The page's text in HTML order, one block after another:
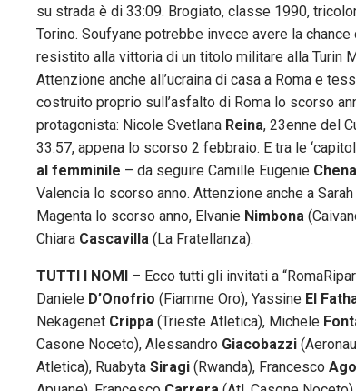
su strada è di 33:09. Brogiato, classe 1990,
Torino. Soufyane potrebbe invece avere la
resistito alla vittoria di un titolo militare alla Turin
Attenzione anche all’ucraina di casa a Roma e
costruito proprio sull’asfalto di Roma lo scorso
protagonista: Nicole Svetlana Reina, 23enne del
33:57, appena lo scorso 2 febbraio. E tra le
al femminile – da seguire Camille Eugenie
Valencia lo scorso anno. Attenzione anche a Sarah
Magenta lo scorso anno, Elvanie Nimbona
Chiara Cascavilla (La Fratellanza).
TUTTI I NOMI – Ecco tutti gli invitati a
Daniele D’Onofrio (Fiamme Oro), Yassine El
Nekagenet Crippa (Trieste Atletica), Michele
Casone Noceto), Alessandro Giacobazzi
Atletica), Ruabyta Siragi (Rwanda), Francesco